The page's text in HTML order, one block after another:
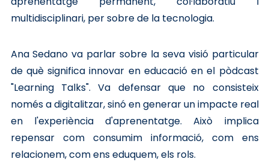
multidisciplinari, per sobre de la tecnologia.
Ana Sedano va parlar sobre la seva visió particular
de què significa innovar en educació en el pòdcast
"Learning Talks". Va defensar que no consisteix
només a digitalitzar, sinó en generar un impacte real
en l'experiència d'aprenentatge. Això implica
repensar com consumim informació, com ens
relacionem, com ens eduquem, els rols.